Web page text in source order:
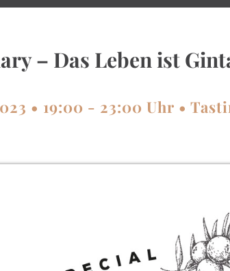
– Das Leben ist
• 19:00 - 23:00 Uhr •